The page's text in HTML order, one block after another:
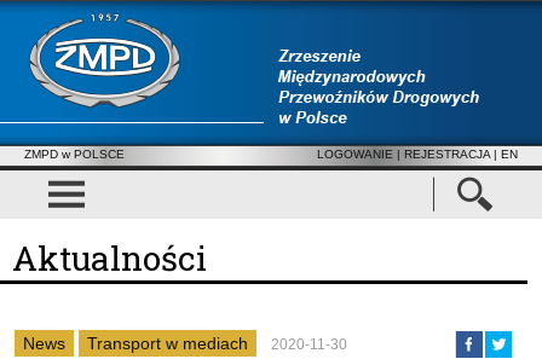
ZMPD w POLSCE LOGOWANIE | REJESTRACJA | EN
Aktualności
News Transport w mediach 2020-11-30